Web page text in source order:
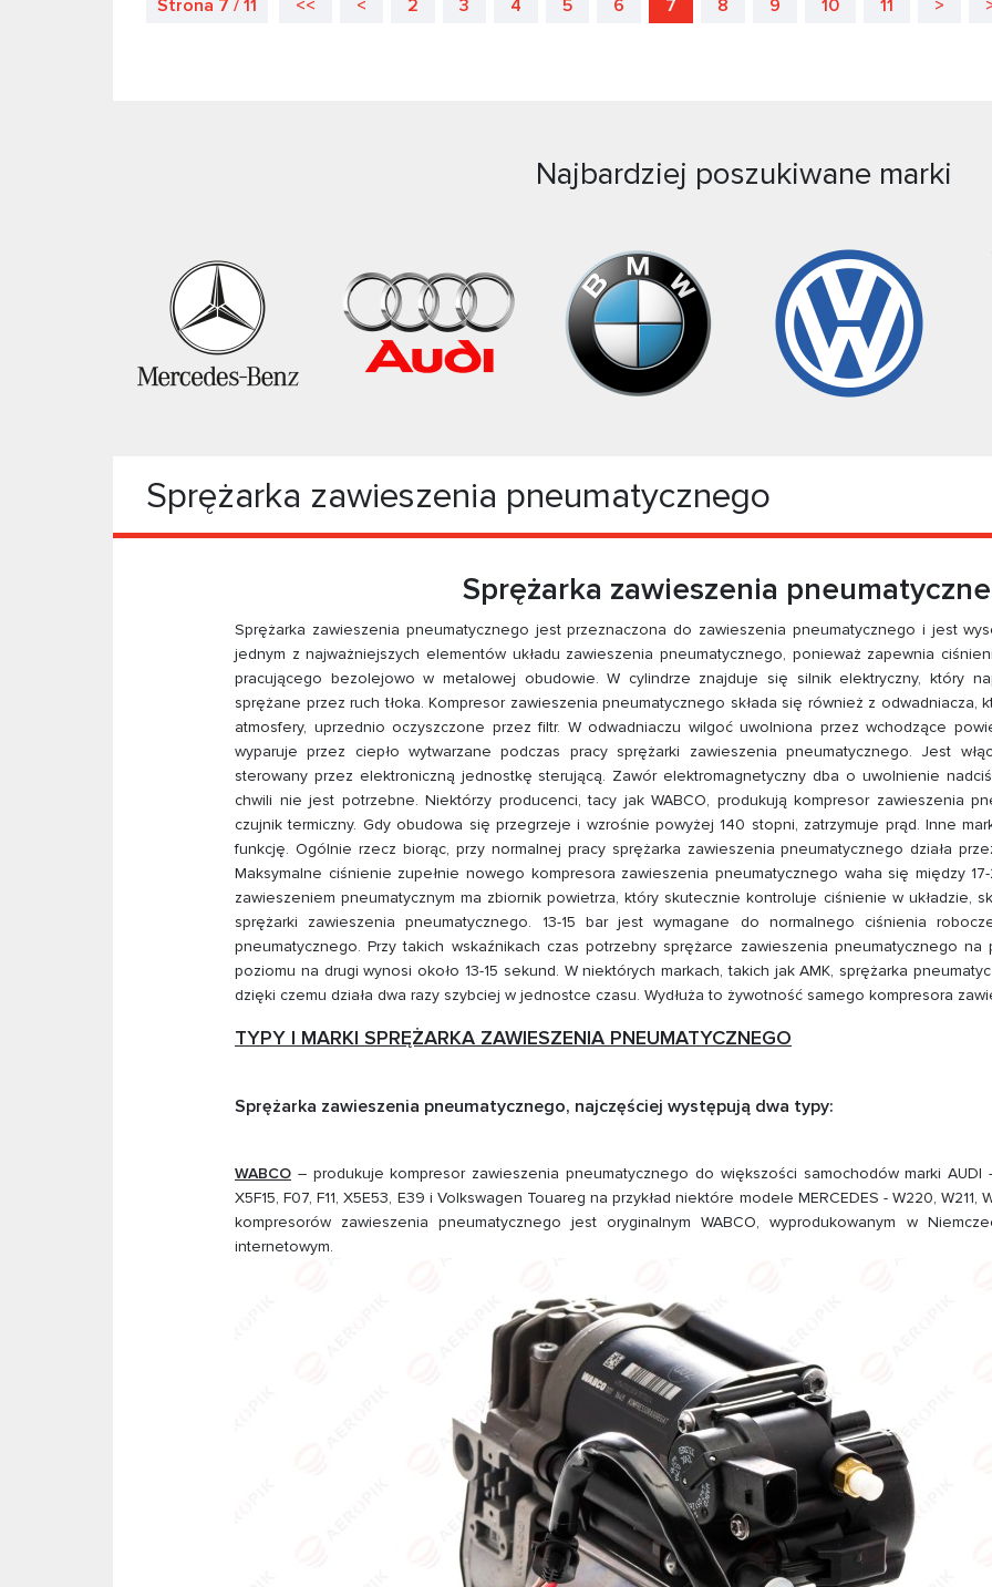
Strona 7 / 11 << < 2 3 4 5 6 7 8 9 10 11 >
Najbardziej poszukiwane marki
Sprężarka zawieszenia pneumatycznego
Sprężarka zawieszenia
Sprężarka zawieszenia pneumatycznego jest przeznaczona do zawieszenia pneumatycznego i jest
jednym z najważniejszych elementów układu zawieszenia pneumatycznego, ponieważ zapewnia
pracującego bezolejowo w metalowej obudowie. W cylindrze znajduje się silnik elektryczny, który
sprężane przez ruch tłoka. Kompresor zawieszenia pneumatycznego składa się również z
atmosfery, uprzednio oczyszczone przez filtr. W odwadniaczu wilgoć uwolniona przez wchodzące
wyparuje przez ciepło wytwarzane podczas pracy sprężarki zawieszenia pneumatycznego. Jest
sterowany przez elektroniczną jednostkę sterującą. Zawór elektromagnetyczny dba o uwolnienie
chwili nie jest potrzebne. Niektórzy producenci, tacy jak WABCO, produkują kompresor zawieszenia
czujnik termiczny. Gdy obudowa się przegrzeje i wzrośnie powyżej 140 stopni, zatrzymuje prąd. Inne
funkcję. Ogólnie rzecz biorąc, przy normalnej pracy sprężarka zawieszenia pneumatycznego działa
Maksymalne ciśnienie zupełnie nowego kompresora zawieszenia pneumatycznego waha się między
zawieszeniem pneumatycznym ma zbiornik powietrza, który skutecznie kontroluje ciśnienie w układzie,
sprężarki zawieszenia pneumatycznego. 13-15 bar jest wymagane do normalnego ciśnienia
pneumatycznego. Przy takich wskaźnikach czas potrzebny sprężarce zawieszenia pneumatycznego
poziomu na drugi wynosi około 13-15 sekund. W niektórych markach, takich jak AMK, sprężarka
dzięki czemu działa dwa razy szybciej w jednostce czasu. Wydłuża to żywotność samego kompresora
TYPY I MARKI SPRĘŻARKA ZAWIESZENIA PNEUMATYCZNEGO
Sprężarka zawieszenia pneumatycznego, najczęściej występują dwa typy:
WABCO – produkuje kompresor zawieszenia pneumatycznego do większości samochodów marki
X5F15, F07, F11, X5E53, E39 i Volkswagen Touareg na przykład niektóre modele MERCEDES - W220,
kompresorów zawieszenia pneumatycznego jest oryginalnym WABCO, wyprodukowanym w
internetowym.